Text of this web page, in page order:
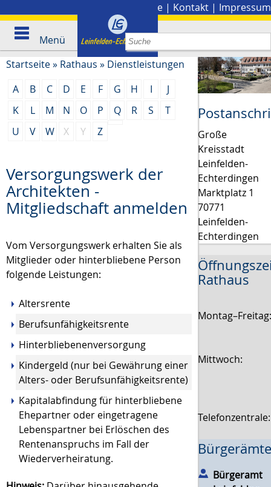
Presse | Kontakt | Impressum
Menü
Startseite» Rathaus » Dienstleistungen
A
B C D E F G H I
J
K
L M N O P Q R S
T
U
V W X Y Z
Versorgungswerk der
Architekten -
Mitgliedschaft anmelden
Vom Versorgungswerk erhalten Sie als
Mitglieder oder hinterbliebene Person
folgende Leistungen:
Altersrente
Berufsunfähigkeitsrente
Hinterbliebenenversorgung
Kindergeld (nur bei Gewährung einer
Alters- oder Berufsunfähigkeitsrente)
Kapitalabfindung für hinterbliebene
Ehepartner oder eingetragene
Lebenspartner bei Erlöschen des
Rentenanspruchs im Fall der
Wiederverheiratung.
Große
Kreisstadt
Leinfelden-
Echterdingen
Marktplatz 1
70771
Leinfelden-
Echterdingen
Rathaus
Mittwoch:
Bürgeramt